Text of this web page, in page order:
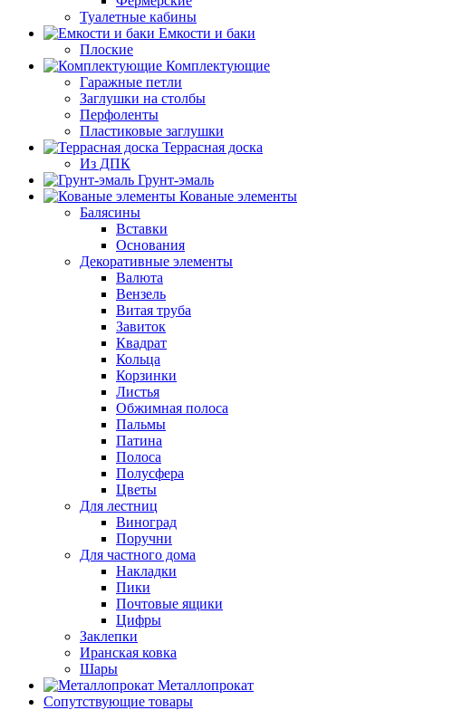
Туалетные кабины
Емкости и баки
Плоские
Комплектующие
Гаражные петли
Заглушки на столбы
Перфоленты
Пластиковые заглушки
Террасная доска
Из ДПК
Грунт-эмаль
Кованые элементы
Балясины
Вставки
Основания
Декоративные элементы
Валюта
Вензель
Витая труба
Завиток
Квадрат
Кольца
Корзинки
Листья
Обжимная полоса
Пальмы
Патина
Полоса
Полусфера
Цветы
Для лестниц
Виноград
Поручни
Для частного дома
Накладки
Пики
Почтовые ящики
Цифры
Заклепки
Иранская ковка
Шары
Металлопрокат
Сопутствующие товары